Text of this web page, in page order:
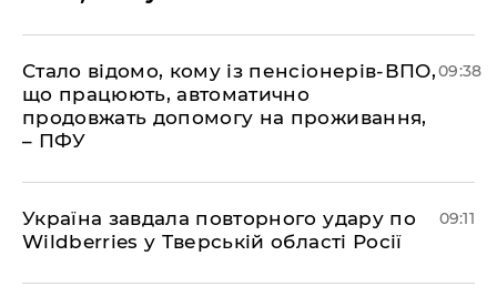
Стало відомо, кому із пенсіонерів-ВПО,
що працюють, автоматично
продовжать допомогу на проживання,
– ПФУ
09:38
Україна завдала повторного удару по
Wildberries у Тверській області Росії
09:11